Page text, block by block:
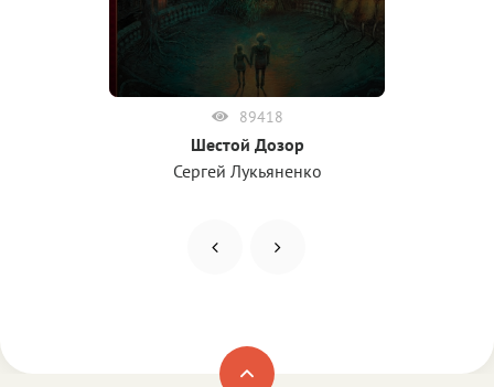
89418
Шестой Дозор
Сергей Лукьяненко